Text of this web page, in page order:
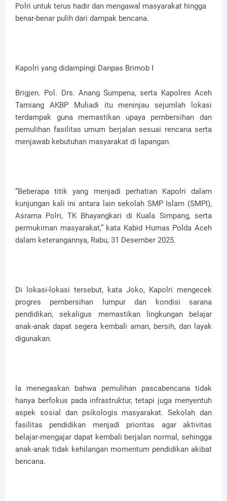
Polri untuk terus hadir dan mengawal masyarakat hingga
benar-benar pulih dari dampak bencana.
Kapolri yang didampingi Danpas Brimob I
Brigjen. Pol. Drs. Anang Sumpena, serta Kapolres Aceh
Tamiang AKBP Muliadi itu meninjau sejumlah lokasi
terdampak guna memastikan upaya pembersihan dan
pemulihan fasilitas umum berjalan sesuai rencana serta
menjawab kebutuhan masyarakat di lapangan.
“Beberapa titik yang menjadi perhatian Kapolri dalam
kunjungan kali ini antara lain sekolah SMP Islam (SMPI),
Asrama Polri, TK Bhayangkari di Kuala Simpang, serta
permukiman masyarakat,” kata Kabid Humas Polda Aceh
dalam keterangannya, Rabu, 31 Desember 2025.
Di lokasi-lokasi tersebut, kata Joko, Kapolri mengecek
progres pembersihan lumpur dan kondisi sarana
pendidikan, sekaligus memastikan lingkungan belajar
anak-anak dapat segera kembali aman, bersih, dan layak
digunakan.
Ia menegaskan bahwa pemulihan pascabencana tidak
hanya berfokus pada infrastruktur, tetapi juga menyentuh
aspek sosial dan psikologis masyarakat. Sekolah dan
fasilitas pendidikan menjadi prioritas agar aktivitas
belajar-mengajar dapat kembali berjalan normal, sehingga
anak-anak tidak kehilangan momentum pendidikan akibat
bencana.